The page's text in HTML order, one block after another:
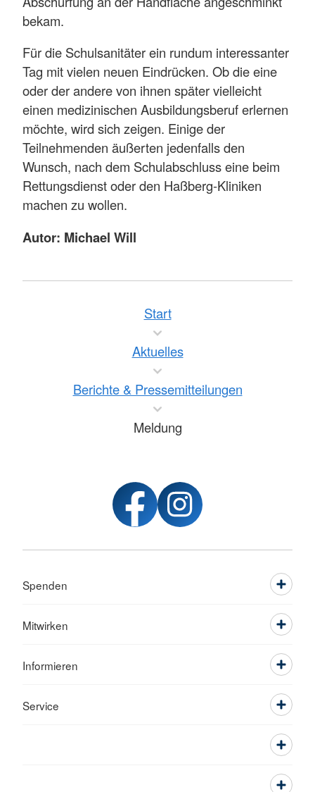
bekam.
Für die Schulsanitäter ein rundum interessanter
Tag mit vielen neuen Eindrücken. Ob die eine
oder der andere von ihnen später vielleicht
einen medizinischen Ausbildungsberuf erlernen
möchte, wird sich zeigen. Einige der
Teilnehmenden äußerten jedenfalls den
Wunsch, nach dem Schulabschluss eine beim
Rettungsdienst oder den Haßberg-Kliniken
machen zu wollen.
Autor: Michael Will
Start
Aktuelles
Berichte & Pressemitteilungen
Meldung
Spenden
Mitwirken
Informieren
Service